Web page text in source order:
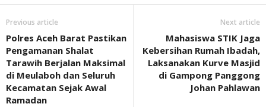
Previous article
Polres Aceh Barat Pastikan
Pengamanan Shalat
Tarawih Berjalan Maksimal
di Meulaboh dan Seluruh
Kecamatan Sejak Awal
Ramadan
Next article
Mahasiswa STIK Jaga
Kebersihan Rumah Ibadah,
Laksanakan Kurve Masjid
di Gampong Panggong
Johan Pahlawan